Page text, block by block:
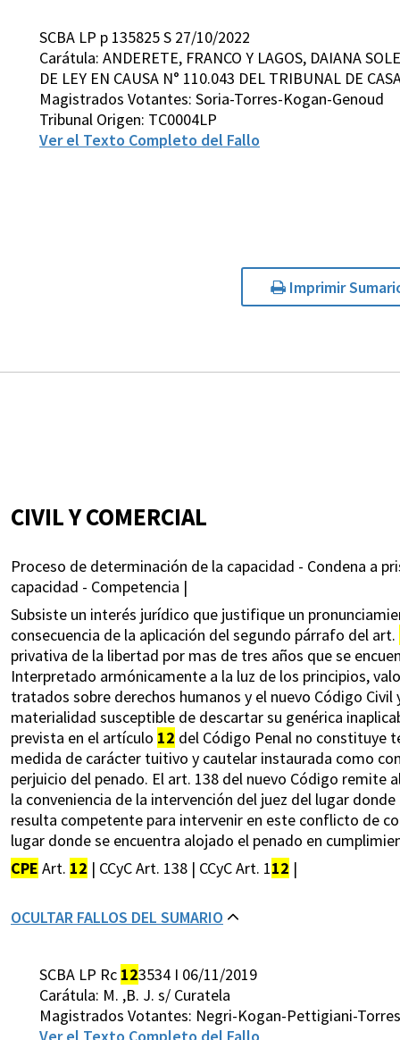
SCBA LP p 135825 S 27/10/2022
Carátula: ANDERETE, FRANCO Y LAGOS, DAIANA
DE LEY EN CAUSA N° 110.043 DEL TRIBUNAL DE
Magistrados Votantes: Soria-Torres-Kogan-Genoud
Tribunal Origen: TC0004LP
Ver el Texto Completo del Fallo
Imprimir
CIVIL Y COMERCIAL
Proceso de determinación de la capacidad - Condena a
capacidad - Competencia |
Subsiste un interés jurídico que justifique un
consecuencia de la aplicación del segundo párrafo del art.
privativa de la libertad por mas de tres años que se
Interpretado armónicamente a la luz de los principios,
tratados sobre derechos humanos y el nuevo Código
materialidad susceptible de descartar su genérica
prevista en el artículo 12 del Código Penal no constituye
medida de carácter tuitivo y cautelar instaurada como
perjuicio del penado. El art. 138 del nuevo Código remite
la conveniencia de la intervención del juez del lugar
resulta competente para intervenir en este conflicto de
lugar donde se encuentra alojado el penado en
CPE Art. 12 | CCyC Art. 138 | CCyC Art. 112 |
OCULTAR FALLOS DEL SUMARIO
SCBA LP Rc 123534 I 06/11/2019
Carátula: M. ,B. J. s/ Curatela
Magistrados Votantes: Negri-Kogan-Pettigiani-Torres